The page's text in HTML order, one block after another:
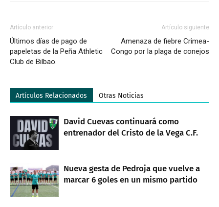
Artículo anterior
Últimos días de pago de
papeletas de la Peña Athletic
Club de Bilbao.
Artículo siguiente
Amenaza de fiebre Crimea-
Congo por la plaga de conejos
Artículos Relacionados Otras Noticias
David Cuevas continuará como
entrenador del Cristo de la Vega C.F.
Nueva gesta de Pedroja que vuelve a
marcar 6 goles en un mismo partido